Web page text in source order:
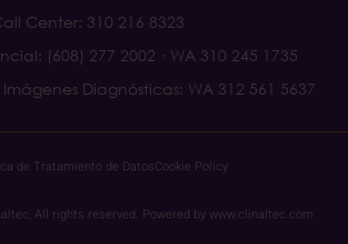
Center: 310 216 8323
(608) 277 2002 · WA 310 245 1735
Diagnósticas: WA 312 561 5637
de Tratamiento de DatosCookie Policy
All rights reserved. Powered by www.clinaltec.com